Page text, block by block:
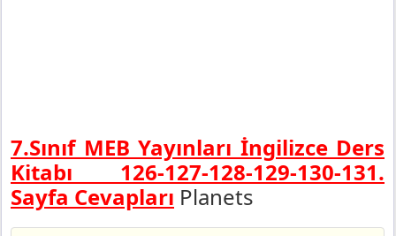
7.Sınıf MEB Yayınları İngilizce Ders
Kitabı 126-127-128-129-130-131.
Sayfa Cevapları Planets